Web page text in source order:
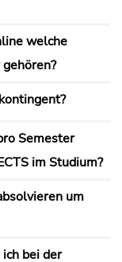
welche
Semester
im Studium?
um
bei der